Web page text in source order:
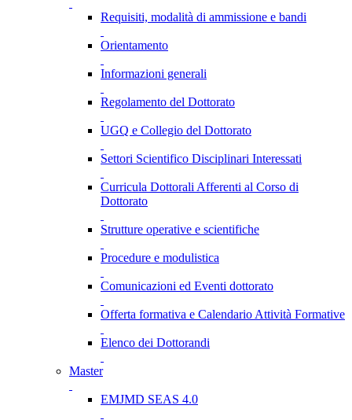
Requisiti, modalità di ammissione e bandi
Orientamento
Informazioni generali
Regolamento del Dottorato
UGQ e Collegio del Dottorato
Settori Scientifico Disciplinari Interessati
Curricula Dottorali Afferenti al Corso di
Dottorato
Strutture operative e scientifiche
Procedure e modulistica
Comunicazioni ed Eventi dottorato
Offerta formativa e Calendario Attività Formative
Elenco dei Dottorandi
Master
EMJMD SEAS 4.0